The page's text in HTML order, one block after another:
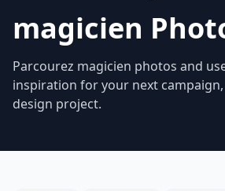
magicien
Parcourez magicien photos and
inspiration for your next
design project.